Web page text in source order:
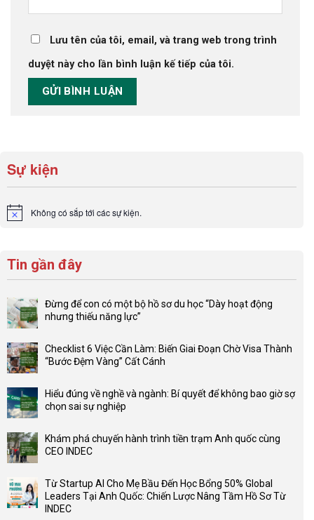
Lưu tên của tôi, email, và trang web trong trình
duyệt này cho lần bình luận kế tiếp của tôi.
Sự kiện
Notice Không có sắp tới các sự kiện.
Tin gần đây
Đừng để con có một bộ hồ sơ du học “Dày hoạt động
nhưng thiếu năng lực”
bình
luận
Đừng
để
một
bộ
sơ
du
học
Checklist 6 Việc Cần Làm: Biến Giai Đoạn Chờ Visa Thành
“Bước Đệm Vàng” Cất Cánh
bình
luận
Checklist
6
Làm:
Biến
Giai
Hiểu đúng về nghề và ngành: Bí quyết để không bao giờ sợ
chọn sai sự nghiệp
bình
luận
Hiểu
đúng
về
Khám phá chuyến hành trình tiền trạm Anh quốc cùng
CEO INDEC
bình
luận
ở
Từ Startup AI Cho Mẹ Bầu Đến Học Bổng 50% Global
Leaders Tại Anh Quốc: Chiến Lược Nâng Tầm Hồ Sơ Từ
INDEC